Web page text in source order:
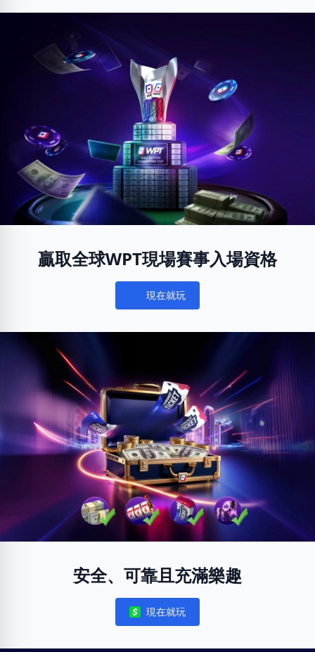
贏取全球WPT現場賽事入場資格
Notifications
現在就玩
安全、可靠且充滿樂趣
Notifications
現在就玩